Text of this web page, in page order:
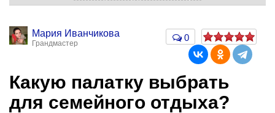
Мария Иванчикова
Грандмастер
0
Какую палатку выбрать
для семейного отдыха?